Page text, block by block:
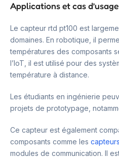
Applications et cas d’usage
Le capteur rtd pt100 est
domaines. En robotique, il
températures des composants
l’IoT, il est utilisé pour des
température à distance.
Les étudiants en ingénierie
projets de prototypage,
Ce capteur est également
composants comme les capteurs
modules de communication. Il